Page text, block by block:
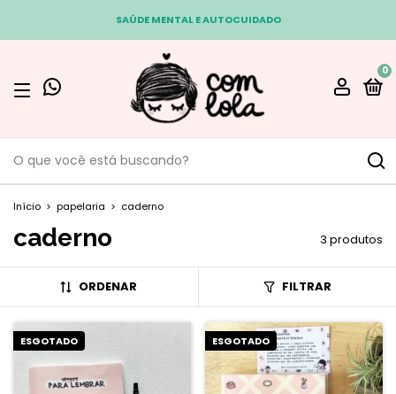
SAÚDE MENTAL E AUTOCUIDADO
0
Início > papelaria > caderno
caderno 3 produtos
ORDENAR FILTRAR
ESGOTADO ESGOTADO